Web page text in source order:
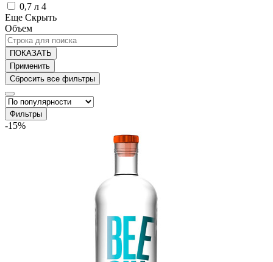
0,7 л 4
Еще Скрыть
Объем
ПОКАЗАТЬ
Фильтры
-15%